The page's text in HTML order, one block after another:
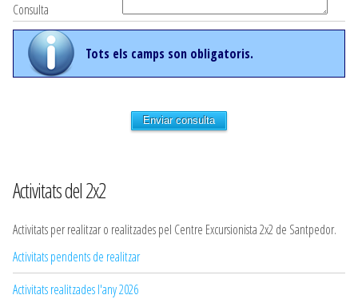
Consulta
Tots els camps son obligatoris.
Enviar consulta
Activitats del 2x2
Activitats per realitzar o realitzades pel Centre Excursionista 2x2 de Santpedor.
Activitats pendents de realitzar
Activitats realitzades l'any 2026